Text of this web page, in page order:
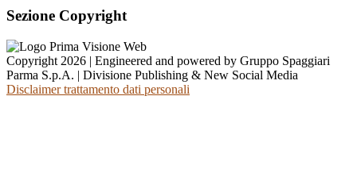
Sezione Copyright
Copyright 2026 | Engineered and powered by Gruppo Spaggiari
Parma S.p.A. | Divisione Publishing & New Social Media
Disclaimer trattamento dati personali